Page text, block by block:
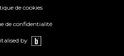
de cookies
de confidentialité
by